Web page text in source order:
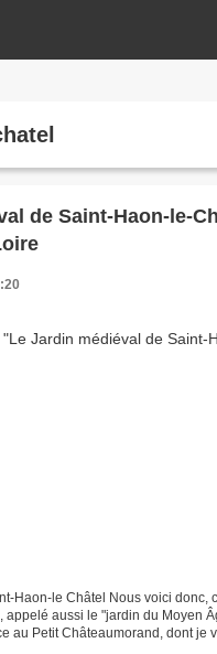
de Saint-Haon-le-
Haon-le Châtel Nous voici donc,
aussi le "jardin du Moyen
au Petit Châteaumorand, dont je